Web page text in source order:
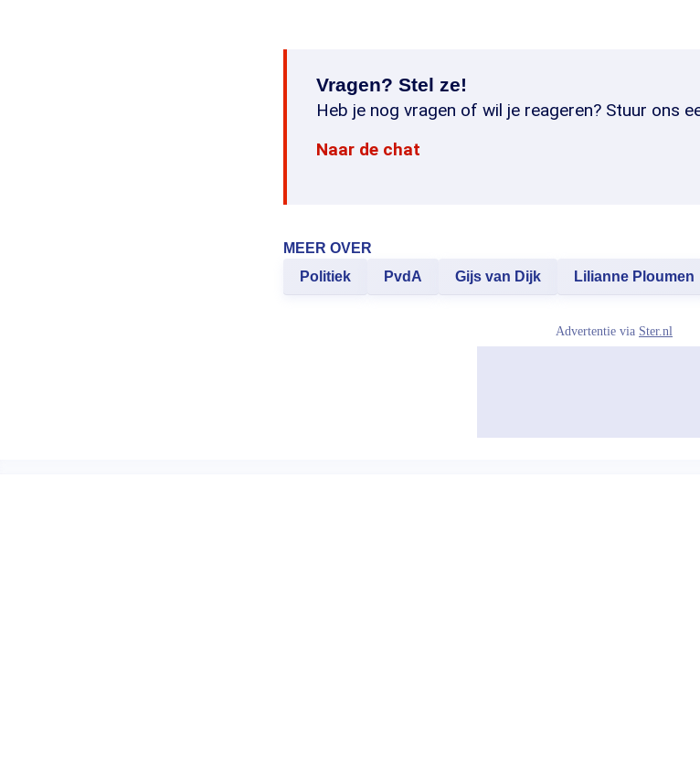
Vragen? Stel ze!
Heb je nog vragen of wil je reageren? Stuur ons
Naar de chat
MEER OVER
Politiek
PvdA Gijs van Dijk Lilianne Ploumen
Advertentie via Ster.nl